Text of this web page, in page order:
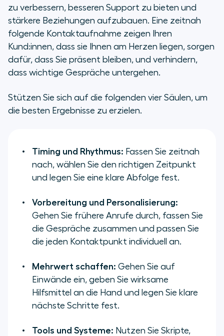
zu verbessern, besseren Support zu bieten und
stärkere Beziehungen aufzubauen. Eine zeitnah
folgende Kontaktaufnahme zeigen Ihren
Kund:innen, dass sie Ihnen am Herzen liegen, sorgen
dafür, dass Sie präsent bleiben, und verhindern,
dass wichtige Gespräche untergehen.
Stützen Sie sich auf die folgenden vier Säulen, um
die besten Ergebnisse zu erzielen.
Timing und Rhythmus: Fassen Sie zeitnah
nach, wählen Sie den richtigen Zeitpunkt
und legen Sie eine klare Abfolge fest.
Vorbereitung und Personalisierung:
Gehen Sie frühere Anrufe durch, fassen Sie
die Gespräche zusammen und passen Sie
die jeden Kontaktpunkt individuell an.
Mehrwert schaffen: Gehen Sie auf
Einwände ein, geben Sie wirksame
Hilfsmittel an die Hand und legen Sie klare
nächste Schritte fest.
Tools und Systeme: Nutzen Sie Skripte,